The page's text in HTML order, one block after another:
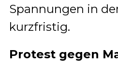
Spannungen in
kurzfristig.
Protest gegen